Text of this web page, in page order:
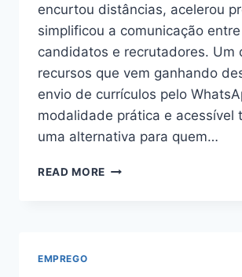
encurtou distâncias, acelerou
simplificou a comunicação entre
candidatos e recrutadores. Um
recursos que vem ganhando
envio de currículos pelo
modalidade prática e acessível
uma alternativa para quem…
READ MORE EMPREGOS
EMPREGO